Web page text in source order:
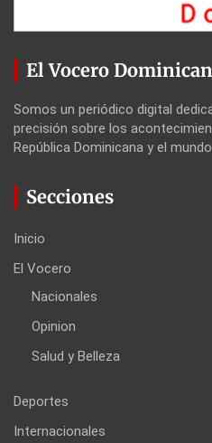
El Vocero
Somos un periódico digital
precisión sobre los
República Dominicana y el
Secciones
Inicio
El Vocero
Nacionales
Opinion
Salud y Belleza
Deportes
Internacionales